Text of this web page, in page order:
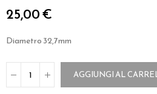
25,00 €
Diametro 32,7mm
AGGIUNGI AL